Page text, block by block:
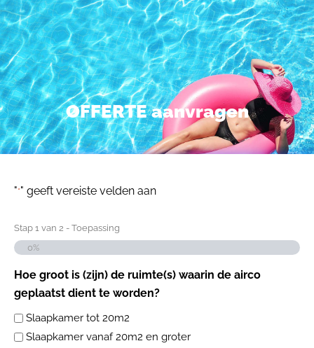
OFFERTE aanvragen
"*" geeft vereiste velden aan
Stap 1 van 2 - Toepassing
0%
Hoe groot is (zijn) de ruimte(s) waarin de airco
geplaatst dient te worden?
Slaapkamer tot 20m2
Slaapkamer vanaf 20m2 en groter